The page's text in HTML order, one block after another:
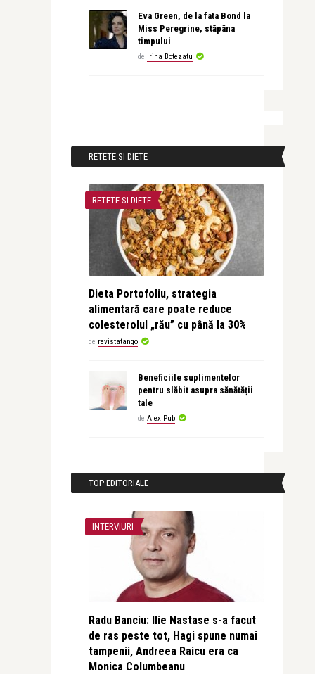
Eva Green, de la fata Bond la
Miss Peregrine, stăpâna
timpului
de Irina Botezatu
RETETE SI DIETE
RETETE SI DIETE
Dieta Portofoliu, strategia
alimentară care poate reduce
colesterolul „rău” cu până la 30%
de revistatango
Beneficiile suplimentelor
pentru slăbit asupra sănătății
tale
de Alex Pub
TOP EDITORIALE
INTERVIURI
Radu Banciu: Ilie Nastase s-a facut
de ras peste tot, Hagi spune numai
tampenii, Andreea Raicu era ca
Monica Columbeanu